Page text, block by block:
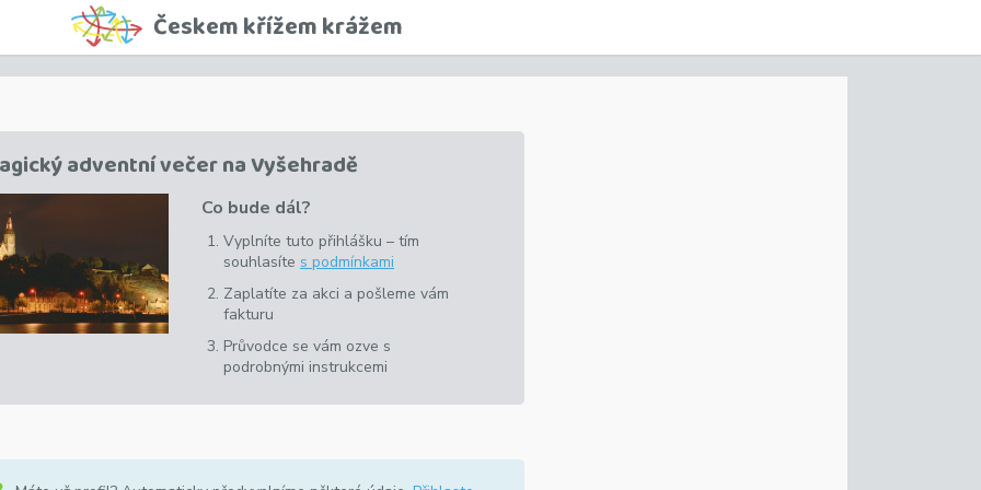
Českem křížem krážem
adventní večer na Vyšehradě
Co bude dál?
Vyplníte tuto přihlášku – tím
souhlasíte s podmínkami
Zaplatíte za akci a pošleme vám
fakturu
Průvodce se vám ozve s
podrobnými instrukcemi